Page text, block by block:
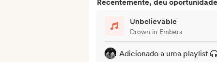
Recentemente, deu
Unbelievable
Drown in Embers
Adicionado a uma playlist